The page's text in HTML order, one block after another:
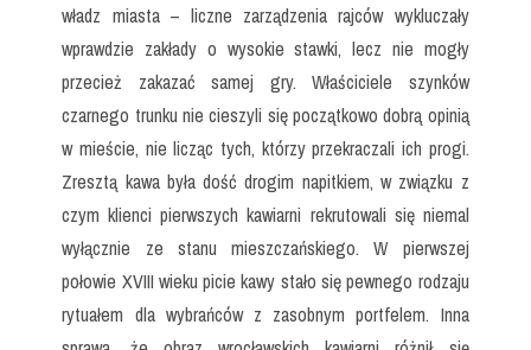
władz miasta – liczne zarządzenia rajców wykluczały
wprawdzie zakłady o wysokie stawki, lecz nie mogły
przecież zakazać samej gry. Właściciele szynków
czarnego trunku nie cieszyli się początkowo dobrą opinią
w mieście, nie licząc tych, którzy przekraczali ich progi.
Zresztą kawa była dość drogim napitkiem, w związku z
czym klienci pierwszych kawiarni rekrutowali się niemal
wyłącznie ze stanu mieszczańskiego. W pierwszej
połowie XVIII wieku picie kawy stało się pewnego rodzaju
rytuałem dla wybrańców z zasobnym portfelem. Inna